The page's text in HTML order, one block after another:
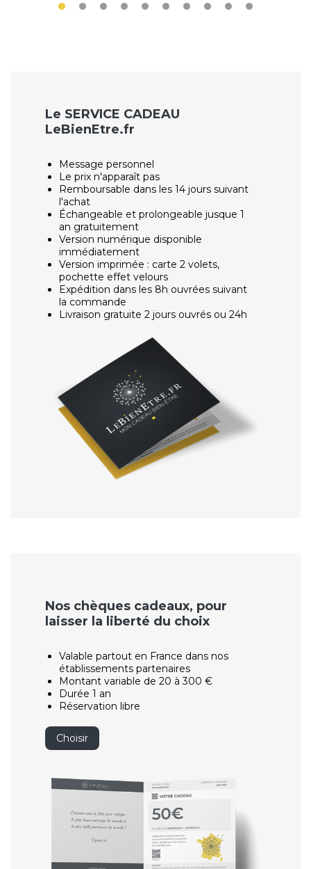
Le SERVICE CADEAU
LeBienEtre.fr
Message personnel
Le prix n'apparaît pas
Remboursable dans les 14 jours suivant
l'achat
Échangeable et prolongeable jusque 1
an gratuitement
Version numérique disponible
immédiatement
Version imprimée : carte 2 volets,
pochette effet velours
Expédition dans les 8h ouvrées suivant
la commande
Livraison gratuite 2 jours ouvrés ou 24h
Nos chèques cadeaux, pour
laisser la liberté du choix
Valable partout en France dans nos
établissements partenaires
Montant variable de 20 à 300 €
Durée 1 an
Réservation libre
Choisir